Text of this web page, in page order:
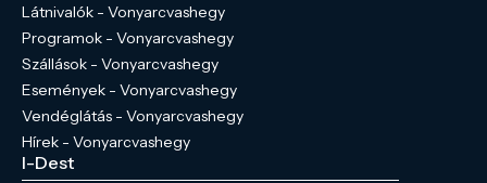
Látnivalók - Vonyarcvashegy
Programok - Vonyarcvashegy
Szállások - Vonyarcvashegy
Események - Vonyarcvashegy
Vendéglátás - Vonyarcvashegy
Hírek - Vonyarcvashegy
I-Dest